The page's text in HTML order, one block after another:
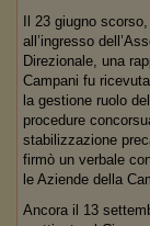
Il 23 giugno
all’ingresso
Direzionale, una
Campani fu
la gestione ruolo
procedure
stabilizzazione
firmò un verbale
le Aziende della
Ancora il 13